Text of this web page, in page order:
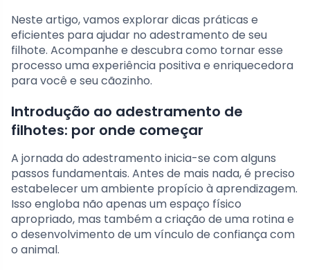
Neste artigo, vamos explorar dicas práticas e
eficientes para ajudar no adestramento de seu
filhote. Acompanhe e descubra como tornar esse
processo uma experiência positiva e enriquecedora
para você e seu cãozinho.
Introdução ao adestramento de
filhotes: por onde começar
A jornada do adestramento inicia-se com alguns
passos fundamentais. Antes de mais nada, é preciso
estabelecer um ambiente propício à aprendizagem.
Isso engloba não apenas um espaço físico
apropriado, mas também a criação de uma rotina e
o desenvolvimento de um vínculo de confiança com
o animal.